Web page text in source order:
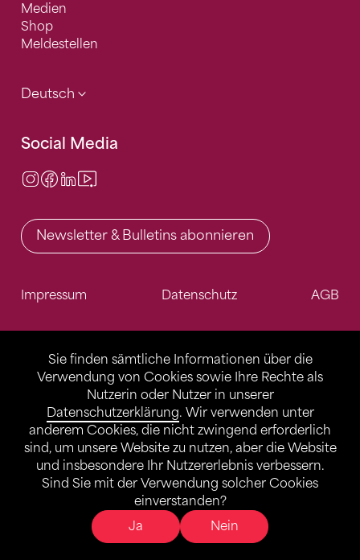
Sie finden sämtliche Informationen über die
Verwendung von Cookies sowie Ihre Rechte als
Nutzerin oder Nutzer in unserer
Datenschutzerklärung. Wir verwenden unter
anderem Cookies, die nicht zwingend erforderlich
sind, um unsere Website zu nutzen, aber die Website
und insbesondere Ihr Nutzererlebnis verbessern.
Sind Sie mit der Verwendung solcher Cookies
einverstanden?
Ja
Nein
Medien
Shop
Meldestellen
Deutsch
Social Media
Instagram
Facebook
LinkedIn
Newsletter & Bulletins abonnieren
Impressum Datenschutz AGB